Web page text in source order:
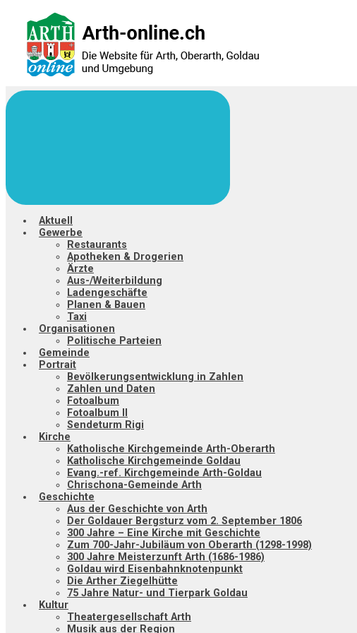
Hauptinhalt
springen
Aktuell
Gewerbe
Restaurants
Apotheken & Drogerien
Ärzte
Aus-/Weiterbildung
Ladengeschäfte
Planen & Bauen
Taxi
Organisationen
Politische Parteien
Gemeinde
Portrait
Bevölkerungsentwicklung in Zahlen
Zahlen und Daten
Fotoalbum
Fotoalbum II
Sendeturm Rigi
Kirche
Katholische Kirchgemeinde Arth-Oberarth
Katholische Kirchgemeinde Goldau
Evang.-ref. Kirchgemeinde Arth-Goldau
Chrischona-Gemeinde Arth
Geschichte
Aus der Geschichte von Arth
Der Goldauer Bergsturz vom 2. September 1806
300 Jahre – Eine Kirche mit Geschichte
Zum 700-Jahr-Jubiläum von Oberarth (1298-1998)
300 Jahre Meisterzunft Arth (1686-1986)
Goldau wird Eisenbahnknotenpunkt
Die Arther Ziegelhütte
75 Jahre Natur- und Tierpark Goldau
Kultur
Theatergesellschaft Arth
Musik aus der Region